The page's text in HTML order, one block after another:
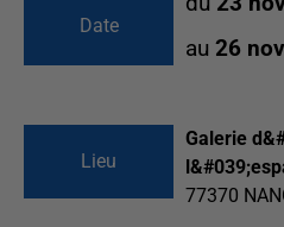
Date
au 26
Lieu
Galerie
77370